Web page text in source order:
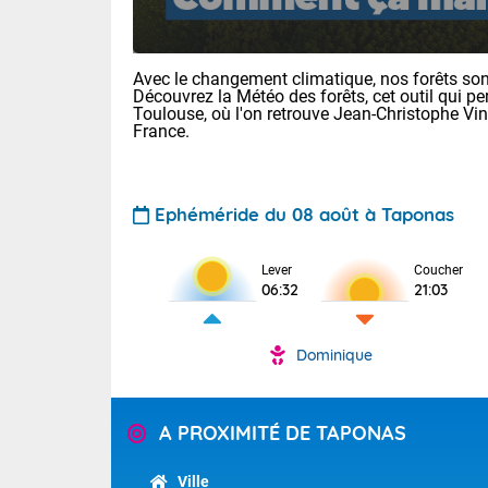
TENDANCE
Pour la
Au niveau
Tendance
Avec le changement climatique, nos forêts
Découvrez la Météo des forêts, cet outil qui
Toulouse, où l'on retrouve Jean-Christophe
France.
Ephéméride du 08 août à Taponas
Lever
06:32
Coucher
21:03
Dominique
A PROXIMITÉ DE TAPONAS
Ville
Voici les
: 13/28 Paris
Limoges :
Lille : 14/29
(26), Gard